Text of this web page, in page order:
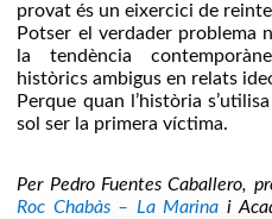
provat és un eixercici de
Potser el verdader problema
la tendència
històrics ambigus en relats
Perque quan l’història
sol ser la primera víctima.
Per Pedro Fuentes Caballero,
Roc Chabàs – La Marina i